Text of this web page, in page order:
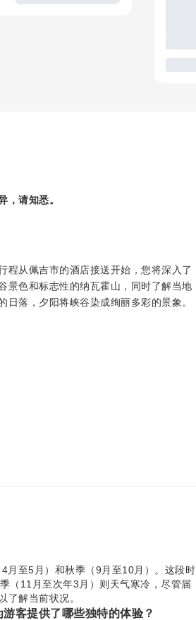
，请知悉。
程从佩吉市的酒店接送开始，您将深入了
景色和标志性的纳瓦霍山，同时了解当地
落，夕阳将峡谷染成绚丽多彩的景象。
月至5月）和秋季（9月至10月）。这段时
（11月至次年3月）则天气寒冷，尽管届
了解当前状况。
客提供了哪些独特的体验？